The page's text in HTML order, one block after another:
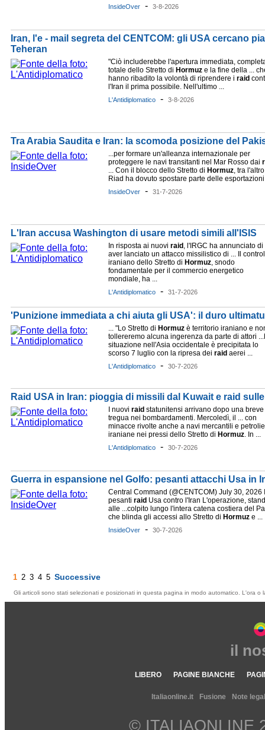
InsideOver - 3-8-2026
Iran, l'e - mail segreta del CENTCOM: gli USA cercano
Teheran
"Ciò includerebbe l'apertura immediata,
totale dello Stretto di Hormuz e la fine della ...
hanno ribadito la volontà di riprendere i raid
l'Iran il prima possibile. Nell'ultimo ...
L'Antidiplomatico - 3-8-2026
Tra Arabia Saudita e Iran: la scomoda posizione del
...per formare un'alleanza internazionale per
proteggere le navi transitanti nel Mar Rosso dai
... Con il blocco dello Stretto di Hormuz, tra
Riad ha dovuto spostare parte delle esportazioni
InsideOver - 31-7-2026
L'Iran accusa Washington di usare metodi simili all'ISIS
In risposta ai nuovi raid , l'IRGC ha annunciato di
aver lanciato un attacco missilistico di ... Il
iraniano dello Stretto di Hormuz, snodo
fondamentale per il commercio energetico
mondiale, ha ...
L'Antidiplomatico - 31-7-2026
'Punizione immediata a chi aiuta gli USA': il duro
... "Lo Stretto di Hormuz è territorio iraniano e
tollereremo alcuna ingerenza da parte di attori
situazione nell'Asia occidentale è precipitata lo
scorso 7 luglio con la ripresa dei raid aerei ...
L'Antidiplomatico - 30-7-2026
Raid USA in Iran: pioggia di missili dal Kuwait e raid
I nuovi raid statunitensi arrivano dopo una breve
tregua nei bombardamenti. Mercoledì, il ... con
minacce rivolte anche a navi mercantili e
iraniane nei pressi dello Stretto di Hormuz. In ...
L'Antidiplomatico - 30-7-2026
Guerra in espansione nel Golfo: pesanti attacchi Usa in
Central Command (@CENTCOM) July 30, 2026 I
pesanti raid Usa contro l'Iran L'operazione,
alle ...colpito lungo l'intera catena costiera del
che blinda gli accessi allo Stretto di Hormuz e ...
InsideOver - 30-7-2026
1 2 3 4 5 Successive
Gli articoli sono stati selezionati e posizionati in questa pagina in modo automatico. L'ora
il
LIBERO PAGINE BIANCHE
Italiaonline.it Fusione Note
© ITALIAONLINE